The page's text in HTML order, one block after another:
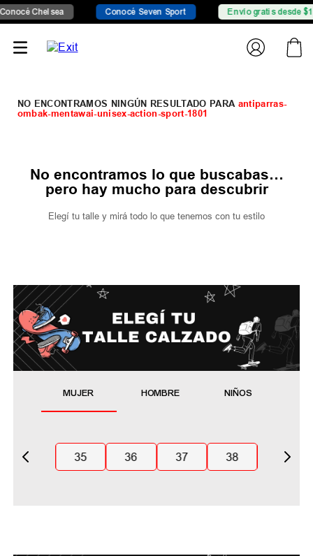
Chelsea Conocé Seven Sport Envío gratis desde
antiparras-
ombak-mentawai-unisex-action-sport-1801
No encontramos lo que buscabas…
pero hay mucho para descubrir
Elegí tu talle y mirá todo lo que tenemos con tu estilo
MUJER HOMBRE NIÑOS
35 36 37 38